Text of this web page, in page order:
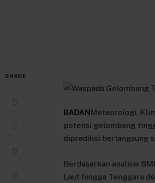
SHARE
BADANMeteorologi,
potensi gelombang
diprediksi berlangsung
Berdasarkan analisis
Laut hingga Tenggara